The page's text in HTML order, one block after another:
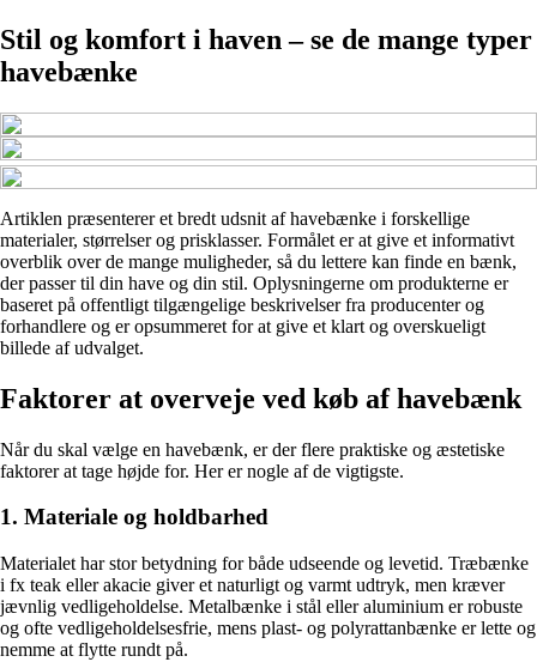
Stil og komfort i haven – se de mange typer
havebænke
Artiklen præsenterer et bredt udsnit af havebænke i forskellige
materialer, størrelser og prisklasser. Formålet er at give et informativt
overblik over de mange muligheder, så du lettere kan finde en bænk,
der passer til din have og din stil. Oplysningerne om produkterne er
baseret på offentligt tilgængelige beskrivelser fra producenter og
forhandlere og er opsummeret for at give et klart og overskueligt
billede af udvalget.
Faktorer at overveje ved køb af havebænk
Når du skal vælge en havebænk, er der flere praktiske og æstetiske
faktorer at tage højde for. Her er nogle af de vigtigste.
1. Materiale og holdbarhed
Materialet har stor betydning for både udseende og levetid. Træbænke
i fx teak eller akacie giver et naturligt og varmt udtryk, men kræver
jævnlig vedligeholdelse. Metalbænke i stål eller aluminium er robuste
og ofte vedligeholdelsesfrie, mens plast- og polyrattanbænke er lette og
nemme at flytte rundt på.